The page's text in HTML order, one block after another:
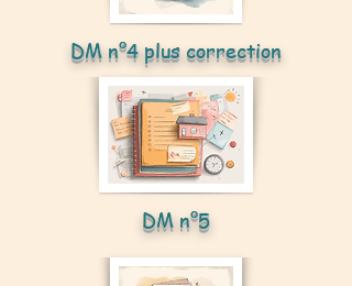
DM n°4 plus correction
DM n°5